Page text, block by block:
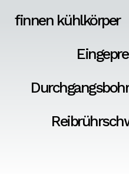
finnen kühlkörper